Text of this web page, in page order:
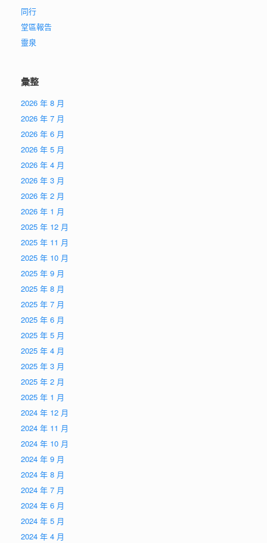
同行
堂區報告
靈泉
彙整
2026 年 8 月
2026 年 7 月
2026 年 6 月
2026 年 5 月
2026 年 4 月
2026 年 3 月
2026 年 2 月
2026 年 1 月
2025 年 12 月
2025 年 11 月
2025 年 10 月
2025 年 9 月
2025 年 8 月
2025 年 7 月
2025 年 6 月
2025 年 5 月
2025 年 4 月
2025 年 3 月
2025 年 2 月
2025 年 1 月
2024 年 12 月
2024 年 11 月
2024 年 10 月
2024 年 9 月
2024 年 8 月
2024 年 7 月
2024 年 6 月
2024 年 5 月
2024 年 4 月